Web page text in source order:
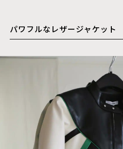
パワフルなレザージャケット